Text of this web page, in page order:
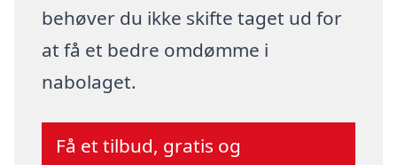
behøver du ikke skifte taget ud for
at få et bedre omdømme i
nabolaget.
Få et tilbud, gratis og